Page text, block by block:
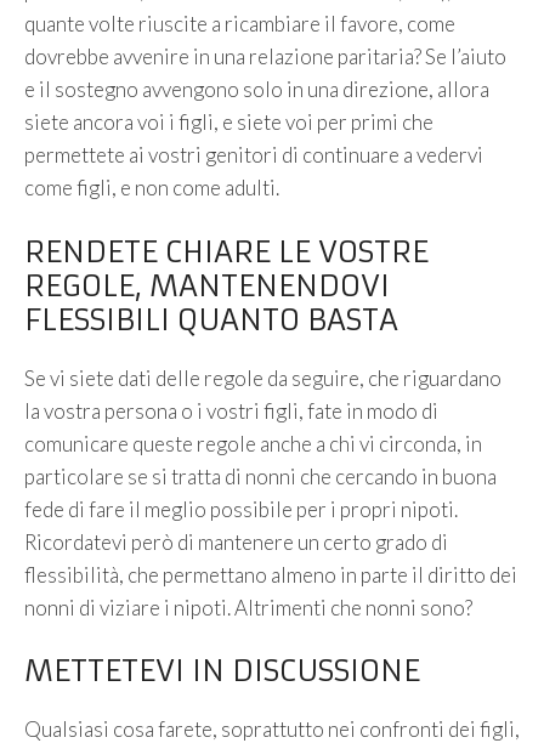
quante volte riuscite a ricambiare il favore, come
dovrebbe avvenire in una relazione paritaria? Se l’aiuto
e il sostegno avvengono solo in una direzione, allora
siete ancora voi i figli, e siete voi per primi che
permettete ai vostri genitori di continuare a vedervi
come figli, e non come adulti.
RENDETE CHIARE LE VOSTRE
REGOLE, MANTENENDOVI
FLESSIBILI QUANTO BASTA
Se vi siete dati delle regole da seguire, che riguardano
la vostra persona o i vostri figli, fate in modo di
comunicare queste regole anche a chi vi circonda, in
particolare se si tratta di nonni che cercando in buona
fede di fare il meglio possibile per i propri nipoti.
Ricordatevi però di mantenere un certo grado di
flessibilità, che permettano almeno in parte il diritto dei
nonni di viziare i nipoti. Altrimenti che nonni sono?
METTETEVI IN DISCUSSIONE
Qualsiasi cosa farete, soprattutto nei confronti dei figli,